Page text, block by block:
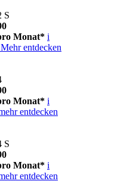
S
Monat* i
Mehr entdecken
Monat* i
entdecken
S
Monat* i
entdecken